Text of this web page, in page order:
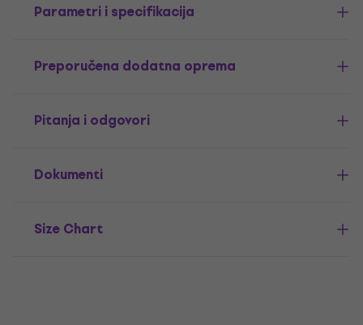
Parametri i specifikacija
Preporučena dodatna oprema
Pitanja i odgovori
Dokumenti
Size Chart